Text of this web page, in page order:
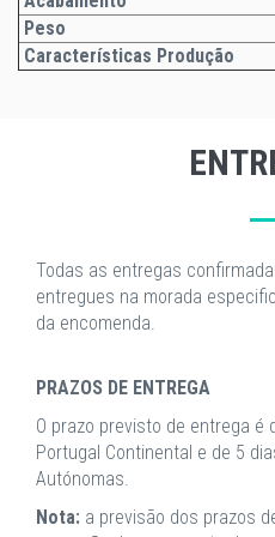
Peso
Características Produção
Todas as entregas
entregues na morada
da encomenda.
PRAZOS DE ENTREGA
O prazo previsto de entrega é
Portugal Continental e de 5
Autónomas.
Nota: a previsão dos prazos